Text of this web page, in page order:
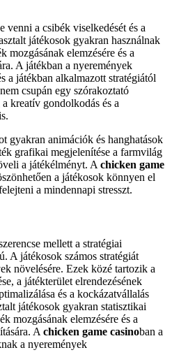
venni a csibék viselkedését és a
játékosok gyakran használnak
mozgásának elemzésére és a
A játékban a nyeremények
a játékban alkalmazott stratégiától
nem csupán egy szórakoztató
kreatív gondolkodás és a
gyakran animációk és hanghatások
grafikai megjelenítése a farmvilág
a játékélményt. A chicken game
a játékosok könnyen el
a mindennapi stresszt.
mellett a stratégiai
A játékosok számos stratégiát
növelésére. Ezek közé tartozik a
a játékterület elrendezésének
és a kockázatvállalás
játékosok gyakran statisztikai
mozgásának elemzésére és a
A chicken game casinoban a
a nyeremények